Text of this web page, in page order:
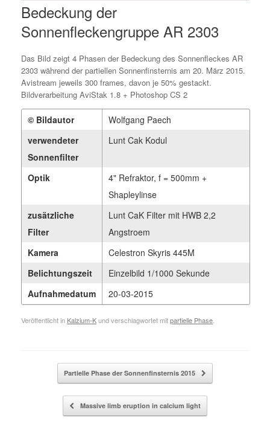
Bedeckung der
Sonnenfleckengruppe AR 2303
Das Bild zeigt 4 Phasen der Bedeckung des Sonnenfleckes AR
2303 während der partiellen Sonnenfinsternis am 20. März 2015.
Avistream jeweils 300 frames, davon je 50% gestackt.
Bildverarbeitung AviStak 1.8 + Photoshop CS 2
© Bildautor
Wolfgang Paech
verwendeter
Sonnenfilter
Lunt Cak Kodul
Optik
4" Refraktor, f = 500mm +
Shapleylinse
zusätzliche
Filter
Lunt CaK Filter mit HWB 2,2
Angstroem
Kamera
Celestron Skyris 445M
Belichtungszeit
Einzelbild 1/1000 Sekunde
Aufnahmedatum
20-03-2015
Veröffentlicht in Kalzium-Kund verschlagwortet mitpartielle Phase.
BeitragsnavigationPartielle Phase der Sonnenfinsternis 2015
Massive limb eruption in calcium light